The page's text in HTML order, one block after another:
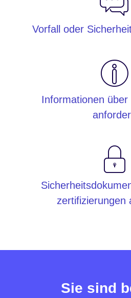
Vorfall oder
Informationen über
zertifizierungen
Sie sind